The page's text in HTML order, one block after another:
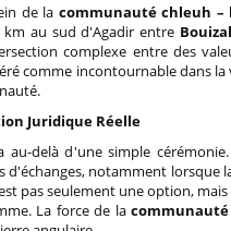
de la communauté chleuh –
km au sud d'Agadir entre
complexe entre des
comme incontournable dans
Juridique Réelle
au-delà d'une simple
d'échanges, notamment lorsque
pas seulement une option,
La force de la